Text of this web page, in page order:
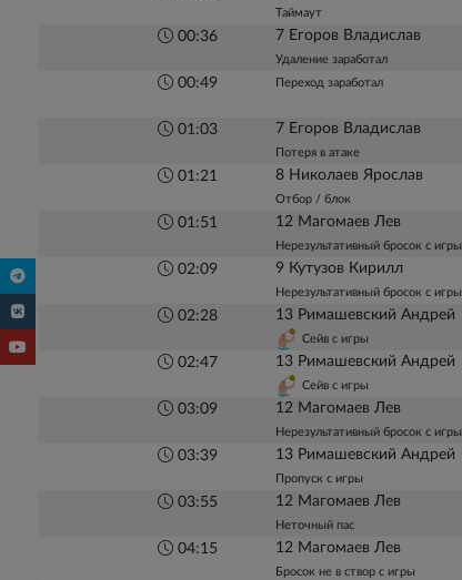
Таймаут
00:36 7 Егоров Владислав
Удаление заработал
00:49 Переход заработал
01:03 7 Егоров Владислав
Потеря в атаке
01:21 8 Николаев Ярослав
Отбор / блок
01:51 12 Магомаев Лев
Нерезультативный бросок с игры
02:09 9 Кутузов Кирилл
Нерезультативный бросок с игры
02:28 13 Римашевский Андрей
Сейв с игры
02:47 13 Римашевский Андрей
Сейв с игры
03:09 12 Магомаев Лев
Нерезультативный бросок с игры
03:39 13 Римашевский Андрей
Пропуск с игры
03:55 12 Магомаев Лев
Неточный пас
04:15 12 Магомаев Лев
Бросок не в створ с игры